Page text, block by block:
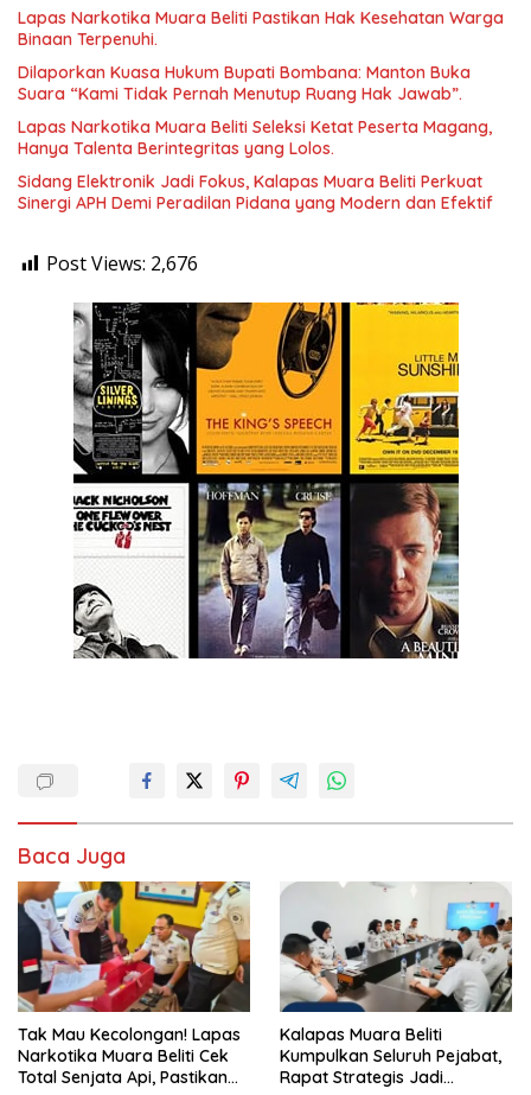
Lapas Narkotika Muara Beliti Pastikan Hak Kesehatan Warga
Binaan Terpenuhi.
Dilaporkan Kuasa Hukum Bupati Bombana: Manton Buka
Suara “Kami Tidak Pernah Menutup Ruang Hak Jawab”.
Lapas Narkotika Muara Beliti Seleksi Ketat Peserta Magang,
Hanya Talenta Berintegritas yang Lolos.
Sidang Elektronik Jadi Fokus, Kalapas Muara Beliti Perkuat
Sinergi APH Demi Peradilan Pidana yang Modern dan Efektif
Post Views: 2,676
Baca Juga
Tak Mau Kecolongan! Lapas
Narkotika Muara Beliti Cek
Total Senjata Api, Pastikan
Kalapas Muara Beliti
Kumpulkan Seluruh Pejabat,
Rapat Strategis Jadi